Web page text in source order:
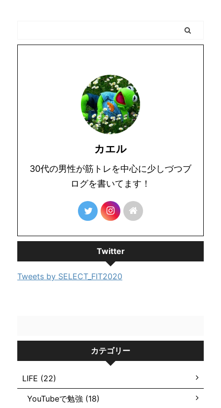
カエル
30代の男性が筋トレを中心に少しづつブ
ログを書いてます！
Twitter
Tweets by SELECT_FIT2020
カテゴリー
LIFE (22)
YouTubeで勉強 (18)